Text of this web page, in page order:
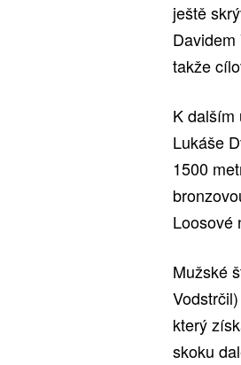
ještě
takže
K dalším
Lukáše
1500
Loosové
Mužské
který
skoku